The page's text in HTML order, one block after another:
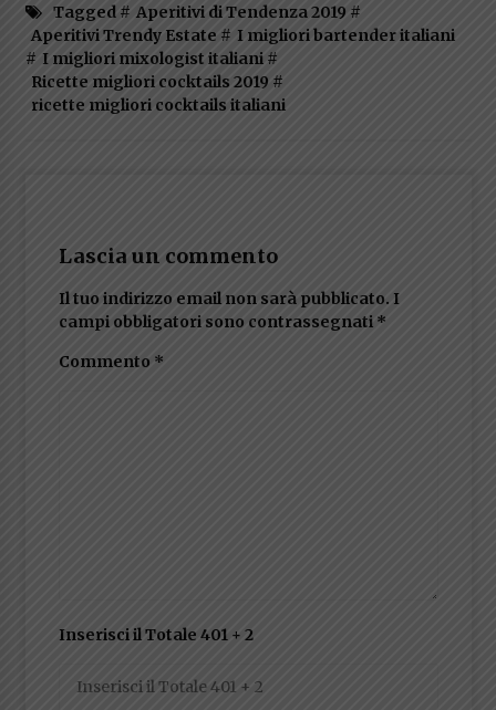
Tagged # Aperitivi di Tendenza 2019 #
Aperitivi Trendy Estate # I migliori bartender italiani
# I migliori mixologist italiani#
Ricette migliori cocktails 2019 #
ricette migliori cocktails italiani
Lascia un commento
Il tuo indirizzo email non sarà pubblicato. I
campi obbligatori sono contrassegnati *
Commento *
Inserisci il Totale 401 + 2